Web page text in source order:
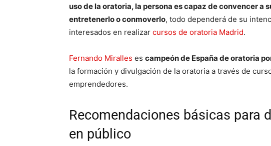
uso de la oratoria, la persona es capaz de convencer a
entretenerlo o conmoverlo, todo dependerá de su
interesados en realizar cursos de oratoria Madrid.
Fernando Miralles es campeón de España de oratoria
la formación y divulgación de la oratoria a través de
emprendedores.
Recomendaciones básicas para
en público